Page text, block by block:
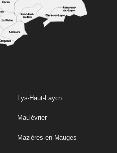
Lys-Haut-Layon
Maulévrier
Mazières-en-Mauges